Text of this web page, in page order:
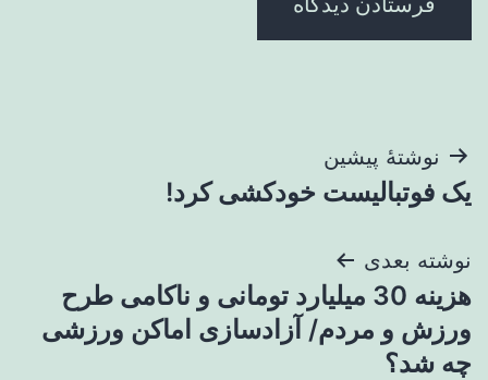
راهبری
نوشته
نوشتهٔ پیشین
یک فوتبالیست خودکشی کرد!
نوشته بعدی
هزینه 30 میلیارد تومانی و ناکامی طرح
ورزش و مردم/ آزادسازی اماکن ورزشی
چه شد؟